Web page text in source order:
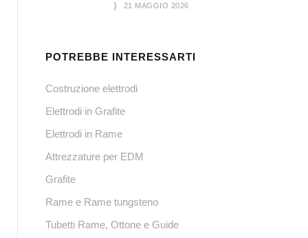
21 MAGGIO 2026
POTREBBE INTERESSARTI
Costruzione elettrodi
Elettrodi in Grafite
Elettrodi in Rame
Attrezzature per EDM
Grafite
Rame e Rame tungsteno
Tubetti Rame, Ottone e Guide